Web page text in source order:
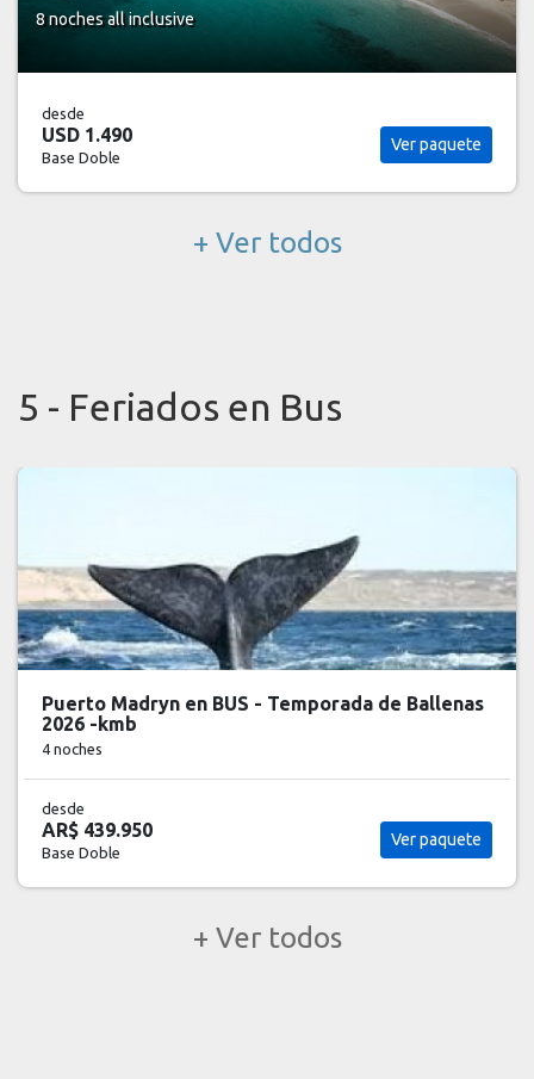
8 nochesall inclusive
desde
USD 1.490
Base Doble
Ver paquete
+ Ver todos
5 - Feriados en Bus
Puerto Madryn en BUS - Temporada de Ballenas
2026 -kmb
4 noches
desde
AR$ 439.950
Base Doble
Ver paquete
+ Ver todos